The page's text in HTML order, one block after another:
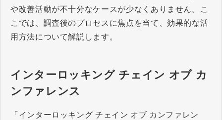
や改善活動が不十分なケースが少なくありません。こ
こでは、調査後のプロセスに焦点を当て、効果的な活
用方法について解説します。
インターロッキング チェイン オブ カ
ンファレンス
「インターロッキング チェイン オブ カンファレン